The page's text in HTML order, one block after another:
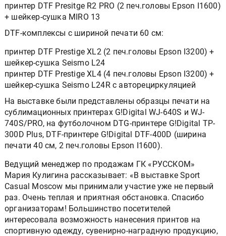
принтер DTF Presitge R2 PRO (2 печ.головы Epson I1600)
+ шейкер-сушка MIRO 13
DTF-комплексы с шириной печати 60 см:
принтер DTF Prestige XL2 (2 печ.головы Epson I3200) +
шейкер-сушка Seismo L24
принтер DTF Prestige XL4 (4 печ.головы Epson I3200) +
шейкер-сушка Seismo L24R с авторециркуляцией
На выставке были представлены образцы печати на
сублимационных принтерах G!Digital WJ-640S и WJ-
740S/PRO, на футболочном DTG-принтере G!Digital TP-
300D Plus, DTF-принтере G!Digital DTF-400D (ширина
печати 40 см, 2 печ.головы Epson I1600).
Ведущий менеджер по продажам ГК «РУССКОМ»
Мария Кулигина рассказывает: «В выставке Sport
Casual Moscow мы принимали участие уже не первый
раз. Очень теплая и приятная обстановка. Спасибо
организаторам! Большинство посетителей
интересовала возможность нанесения принтов на
спортивную одежду, сувенирно-наградную продукцию,